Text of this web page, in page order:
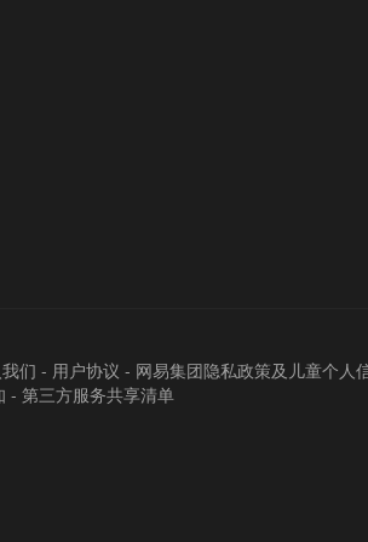
们 - 用户协议 - 网易集团隐私政策及儿童个人
- 第三方服务共享清单